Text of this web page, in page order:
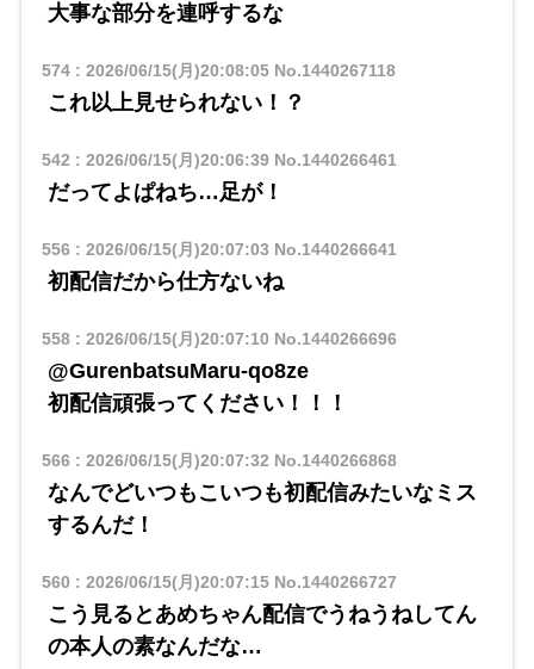
大事な部分を連呼するな
574: 2026/06/15(月)20:08:05No.1440267118
これ以上見せられない！？
542 : 2026/06/15(月)20:06:39No.1440266461
だってよぱねち…足が！
556 : 2026/06/15(月)20:07:03 No.1440266641
初配信だから仕方ないね
558: 2026/06/15(月)20:07:10 No.1440266696
@GurenbatsuMaru-qo8ze
​​初配信頑張ってください！！！
566 : 2026/06/15(月)20:07:32 No.1440266868
なんでどいつもこいつも初配信みたいなミス
するんだ！
560 : 2026/06/15(月)20:07:15No.1440266727
こう見るとあめちゃん配信でうねうねしてん
の本人の素なんだな…